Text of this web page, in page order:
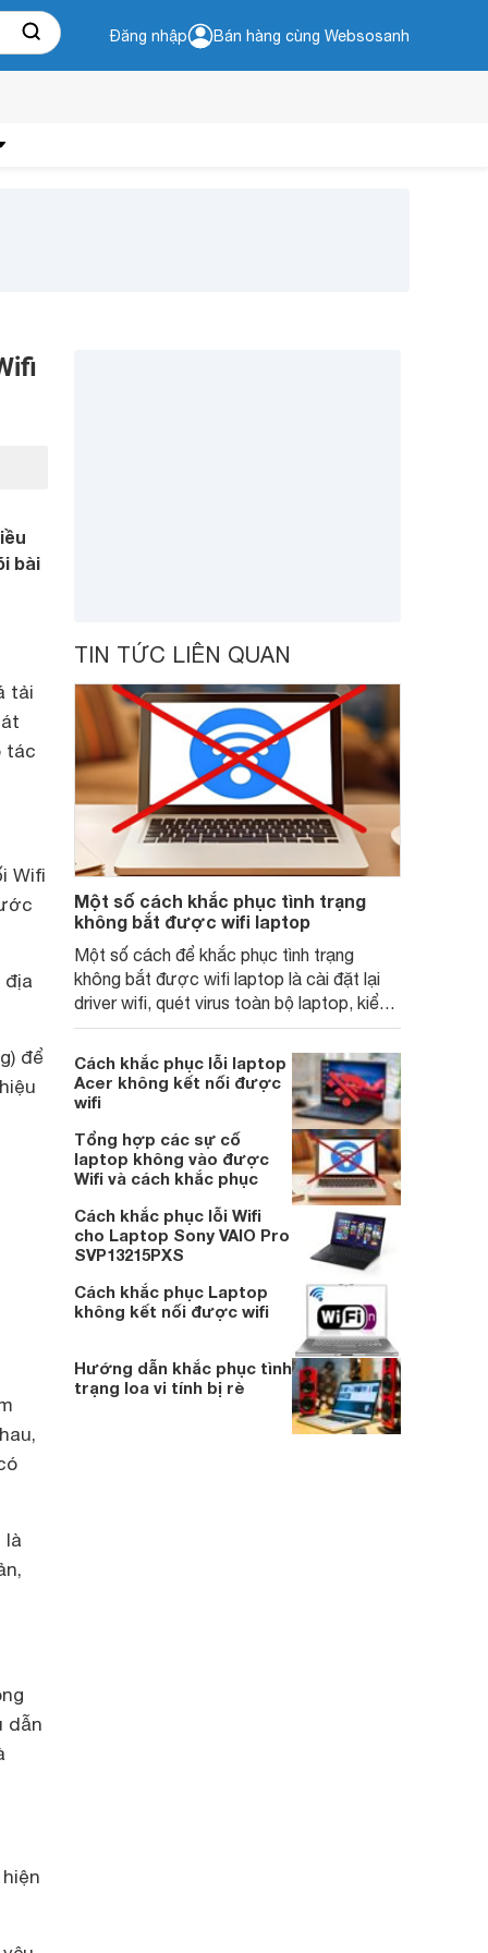
Đăng nhập Bán hàng cùng Websosanh
bài
tải
tác
Wifi
địa
để
là
dẫn
TIN TỨC LIÊN QUAN
Một số cách khắc phục tình trạng
không bắt được wifi laptop
Một số cách để khắc phục tình trạng
không bắt được wifi laptop là cài đặt lại
driver wifi, quét virus toàn bộ laptop, kiểm
tra lại cài đặt mạng trong Control Panel,
cài đặt lại Wireless Network Driver,...
Cách khắc phục lỗi laptop
Acer không kết nối được
wifi
Tổng hợp các sự cố
laptop không vào được
Wifi và cách khắc phục
Cách khắc phục lỗi Wifi
cho Laptop Sony VAIO Pro
SVP13215PXS
Cách khắc phục Laptop
không kết nối được wifi
Hướng dẫn khắc phục tình
trạng loa vi tính bị rè